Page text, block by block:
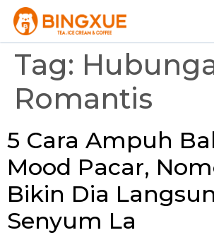
Tag:
Romantis
5 Cara Ampuh
Mood Pacar,
Bikin Dia
Senyum La